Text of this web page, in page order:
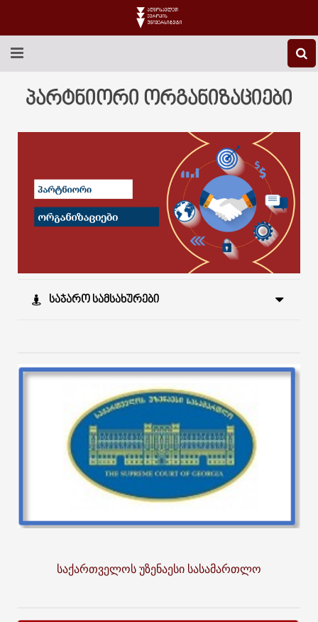
EEU-Ს ᲨᲔᲡᲐᲮᲔᲑ
ᲡᲐᲔᲠᲗᲐᲨᲝᲠᲘᲡᲝ
ᲑᲘᲑᲚᲘᲝᲗᲔᲙᲐ
პარტნიორი ორგანიზაციები
ᲡᲐᲯᲐᲠᲝ ᲡᲐᲛᲡᲐᲮᲣᲠᲔᲑᲘ
საქართველოს უზენაესი სასამართლო